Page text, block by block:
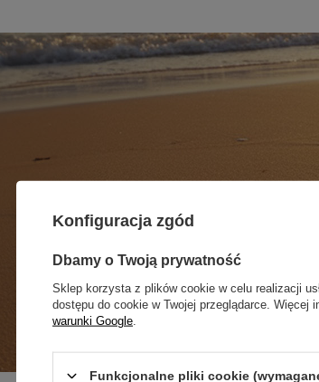
Konfiguracja zgód
Dbamy o Twoją prywatność
Sklep korzysta z plików cookie w celu realizacji
dostępu do cookie w Twojej przeglądarce.
warunki Google
Funkcjonalne pliki cookie